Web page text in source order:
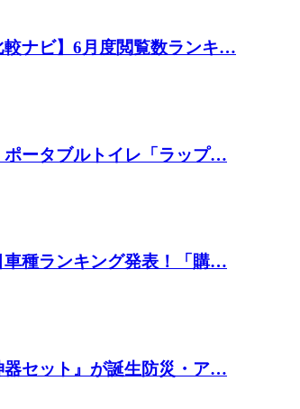
較ナビ】6月度閲覧数ランキ…
ポータブルトイレ「ラップ…
車種ランキング発表！「購…
器セット』が誕生防災・ア…